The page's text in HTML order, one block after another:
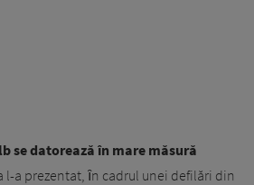
se datorează în mare măsură
l-a prezentat, ȋn cadrul unei defilări din